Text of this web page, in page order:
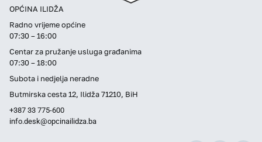
OPĆINA ILIDŽA
Radno vrijeme općine
07:30 – 16:00
Centar za pružanje usluga građanima
07:30 – 18:00
Subota i nedjelja neradne
Butmirska cesta 12, Ilidža 71210, BiH
+387 33 775-600
info.desk@opcinailidza.ba